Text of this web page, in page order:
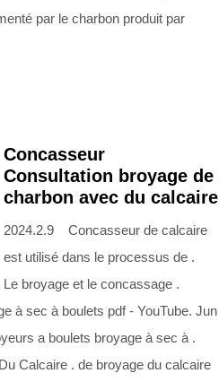
par le charbon produit par
Concasseur
Consultation broyage de
charbon avec du calcaire
2024.2.9 Concasseur de calcaire
est utilisé dans le processus de .
broyage et le concassage .
à sec à boulets pdf - YouTube. Jun
a boulets broyage à sec à .
Calcaire . de broyage du calcaire